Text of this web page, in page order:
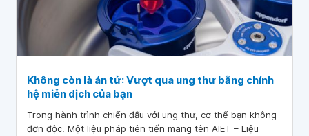
Không còn là án tử: Vượt qua ung thư bằng chính
hệ miễn dịch của bạn
Trong hành trình chiến đấu với ung thư, cơ thể bạn không
đơn độc. Một liệu pháp tiên tiến mang tên AIET – Liệu